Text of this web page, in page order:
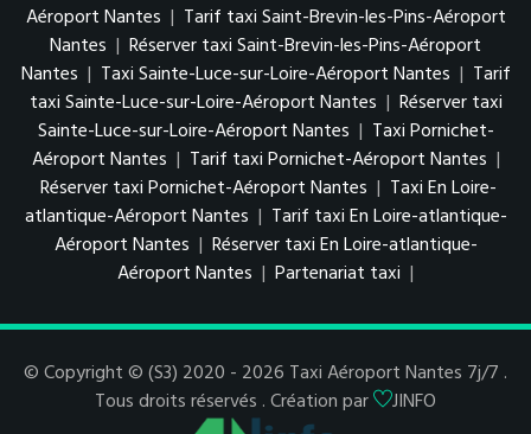
Aéroport Nantes | Tarif taxi Saint-Brevin-les-Pins-Aéroport
Nantes | Réserver taxi Saint-Brevin-les-Pins-Aéroport
Nantes | Taxi Sainte-Luce-sur-Loire-Aéroport Nantes | Tarif
taxi Sainte-Luce-sur-Loire-Aéroport Nantes | Réserver taxi
Sainte-Luce-sur-Loire-Aéroport Nantes | Taxi Pornichet-
Aéroport Nantes | Tarif taxi Pornichet-Aéroport Nantes |
Réserver taxi Pornichet-Aéroport Nantes | Taxi En Loire-
atlantique-Aéroport Nantes | Tarif taxi En Loire-atlantique-
Aéroport Nantes | Réserver taxi En Loire-atlantique-
Aéroport Nantes | Partenariat taxi |
© Copyright © (S3) 2020 - 2026 Taxi Aéroport Nantes 7j/7 .
Tous droits réservés . Création par
JINFO